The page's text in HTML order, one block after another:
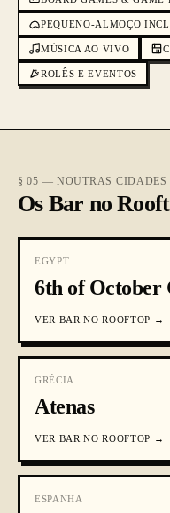
PEQUENO-ALMOÇO
MÚSICA AO VIVO
ROLÊS E EVENTOS
§ 05 — NOUTRAS CIDADES
Os Bar no
EGYPT
6th of October
VER BAR NO ROOFTOP →
GRÉCIA
Atenas
VER BAR NO ROOFTOP →
ESPANHA